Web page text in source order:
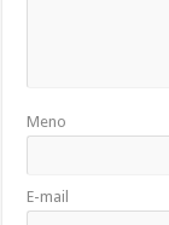
Meno
E-mail